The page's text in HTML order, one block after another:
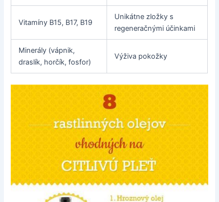
Vitamíny B15, B17, B19
Unikátne zložky s
regeneračnými účinkami
Minerály (vápnik,
draslík, horčík, fosfor)
Výživa pokožky